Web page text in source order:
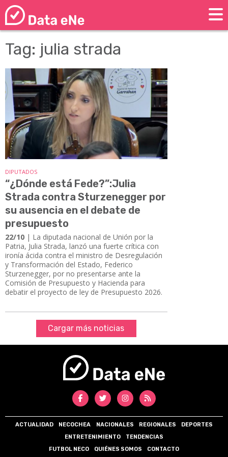
Tag: julia strada
DIPUTADOS
“¿Dónde está Fede?”:Julia
Strada contra Sturzenegger por
su ausencia en el debate de
presupuesto
22/10 | La diputada nacional de Unión por la
Patria, Julia Strada, lanzó una fuerte crítica con
ironía ácida contra el ministro de Desregulación
y Transformación del Estado, Federico
Sturzenegger, por no presentarse ante la
Comisión de Presupuesto y Hacienda para
debatir el proyecto de ley de Presupuesto 2026.
Cargar más noticias
ACTUALIDAD NECOCHEA NACIONALES REGIONALES
DEPORTES
ENTRETENIMIENTO
TENDENCIAS
FUTBOL NECO
QUIÉNES SOMOS CONTACTO